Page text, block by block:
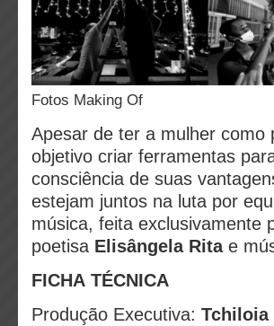
Fotos Making Of
Apesar de ter a mulher
objetivo criar ferramentas
consciência de suas
estejam juntos na luta por
música, feita exclusivamente
poetisa Elisângela Ritae
FICHA TÉCNICA
Produção Executiva: Tchiloia